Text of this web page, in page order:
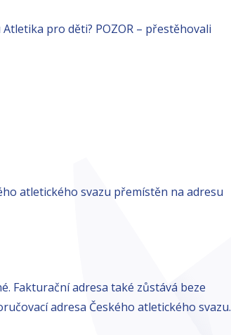
pro děti? POZOR – přestěhovali
atletického svazu přemístěn na adresu
Fakturační adresa také zůstává beze
adresa Českého atletického svazu.